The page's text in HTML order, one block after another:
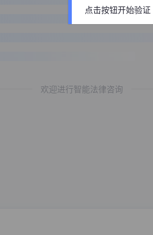
欢迎进行智能法律咨询
点击按钮开始验证